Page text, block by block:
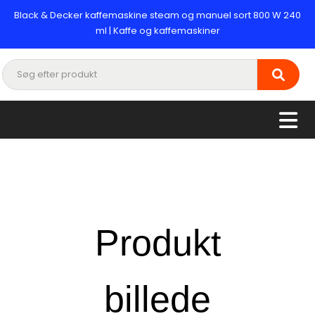
Black & Decker kaffemaskine steam og manuel sort 800 W 240
ml | Kaffe og kaffemaskiner